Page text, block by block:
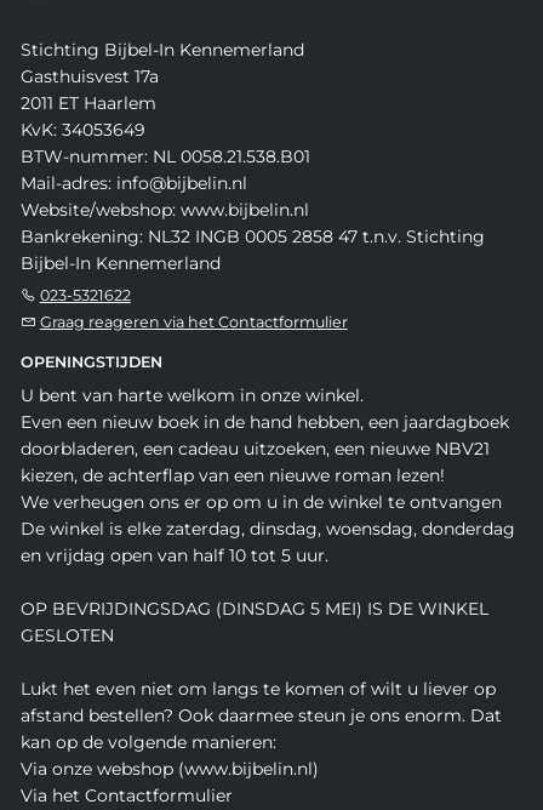
Stichting Bijbel-In Kennemerland
Gasthuisvest 17a
2011 ET Haarlem
KvK: 34053649
BTW-nummer: NL 0058.21.538.B01
Mail-adres: info@bijbelin.nl
Website/webshop: www.bijbelin.nl
Bankrekening: NL32 INGB 0005 2858 47 t.n.v. Stichting
Bijbel-In Kennemerland
023-5321622
Graag reageren via het Contactformulier
OPENINGSTIJDEN
U bent van harte welkom in onze winkel.
Even een nieuw boek in de hand hebben, een jaardagboek
doorbladeren, een cadeau uitzoeken, een nieuwe NBV21
kiezen, de achterflap van een nieuwe roman lezen!
We verheugen ons er op om u in de winkel te ontvangen
De winkel is elke zaterdag, dinsdag, woensdag, donderdag
en vrijdag open van half 10 tot 5 uur.
OP BEVRIJDINGSDAG (DINSDAG 5 MEI) IS DE WINKEL
GESLOTEN
Lukt het even niet om langs te komen of wilt u liever op
afstand bestellen? Ook daarmee steun je ons enorm. Dat
kan op de volgende manieren:
Via onze webshop (www.bijbelin.nl)
Via het Contactformulier